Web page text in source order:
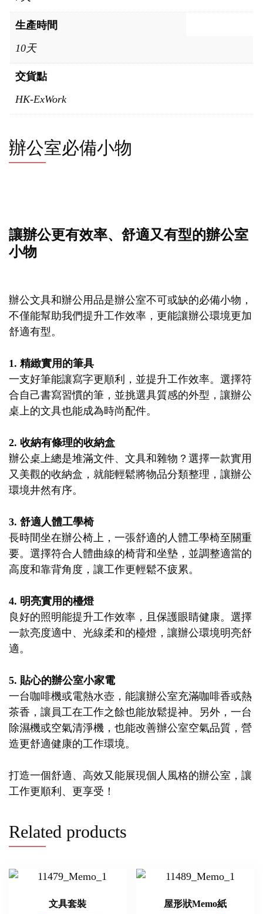
生產時間
10天
交貨點
HK-ExWork
辦公室必備小物
讓辦公更有效率、舒適又有型的辦公室
小物
辦公文具和辦公用品是辦公室不可或缺的必備小物，
不僅能幫助我們提升工作效率，更能讓辦公環境更加
舒適有型。
1. 精緻實用的筆具
一支好筆能讓寫字更順利，並提升工作效率。選擇符
合自己書寫習慣的筆，並挑選具質感的外型，讓辦公
桌上的文具也能成為時尚配件。
2. 收納有條理的收納盒
辦公桌上總是堆滿文件、文具和雜物？選擇一款實用
又美觀的收納盒，就能輕鬆將物品分類整理，讓辦公
環境井然有序。
3. 舒適人體工學椅
長時間坐在辦公椅上，一張舒適的人體工學椅至關重
要。選擇符合人體曲線的椅背和坐墊，並調整適當的
高度和靠背角度，讓工作更輕鬆不疲累。
4. 明亮實用的檯燈
良好的照明能提升工作效率，且保護眼睛健康。選擇
一款亮度適中、光線柔和的檯燈，讓辦公環境明亮舒
適。
5. 貼心的辦公室小家電
一台咖啡機或電熱水壺，能讓辦公室充滿咖啡香或熱
茶香，讓員工在工作之餘也能放鬆提神。另外，一台
除濕機或空氣清淨機，也能改善辦公室空氣品質，營
造更舒適健康的工作環境。
打造一個舒適、高效又能展現個人風格的辦公室，讓
工作更順利、更享受！
Related products
文具套裝 屋形狀Memo紙